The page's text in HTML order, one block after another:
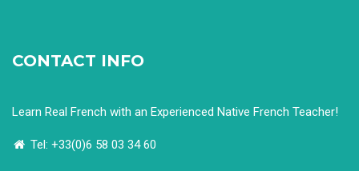
CONTACT INFO
Learn Real French with an Experienced Native French Teacher!
Tel: +33(0)6 58 03 34 60